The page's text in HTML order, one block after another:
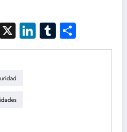
WhatsApp
X LinkedIn
Tumblr